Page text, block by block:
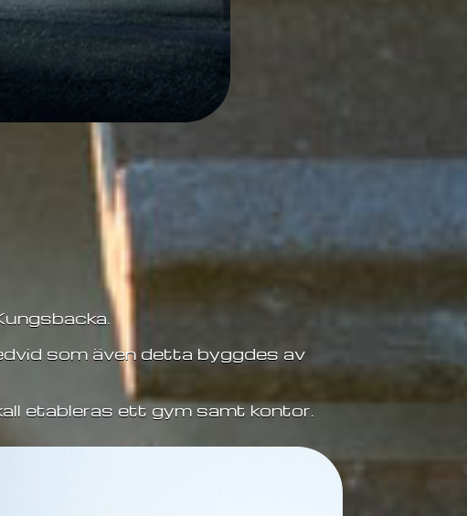
som även detta byggdes av
etableras ett gym samt kontor.